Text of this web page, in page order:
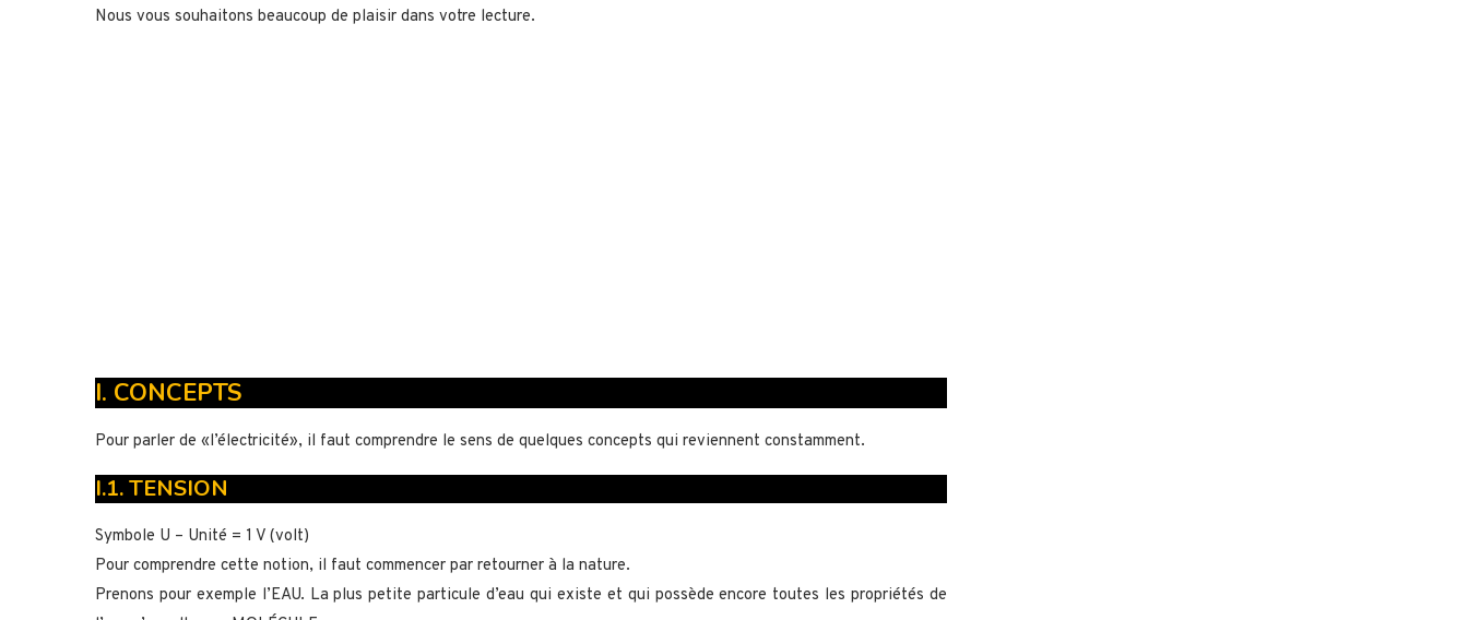
Nous vous souhaitons beaucoup de plaisir dans votre lecture.
I. CONCEPTS
Pour parler de «l’électricité», il faut comprendre le sens de quelques concepts qui reviennent constamment.
I.1. TENSION
Symbole U – Unité = 1 V (volt)
Pour comprendre cette notion, il faut commencer par retourner à la nature.
Prenons pour exemple l’EAU. La plus petite particule d’eau qui existe et qui possède encore toutes les propriétés de